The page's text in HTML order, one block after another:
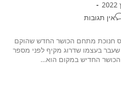
אין תגובות
התקיים טקס חנוכת מתחם הכושר החדש שהוקם
שעבר בעצמו שדרוג מקיף לפני מספר
החדיש במקום הוא…